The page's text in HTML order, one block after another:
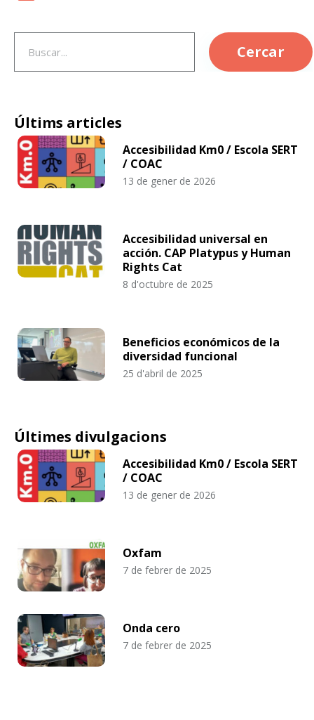
Cercar
Últims articles
Accesibilidad Km0 / Escola SERT
/ COAC
13 de gener de 2026
Accesibilidad universal en
acción. CAP Platypus y Human
Rights Cat
8 d'octubre de 2025
Beneficios económicos de la
diversidad funcional
25 d'abril de 2025
Últimes divulgacions
Accesibilidad Km0 / Escola SERT
/ COAC
13 de gener de 2026
Oxfam
7 de febrer de 2025
Onda cero
7 de febrer de 2025